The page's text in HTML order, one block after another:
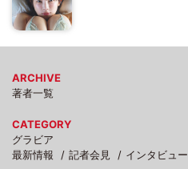
ARCHIVE
著者一覧
CATEGORY
グラビア
最新情報
記者会見 インタビュー